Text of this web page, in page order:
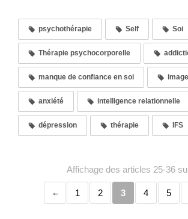
psychothérapie Self Soi
Thérapie psychocorporelle
manque de confiance en soi
anxiété intelligence relationnelle
dépression thérapie IFS
Affichage des articles 25-36
1 2 3 4 5